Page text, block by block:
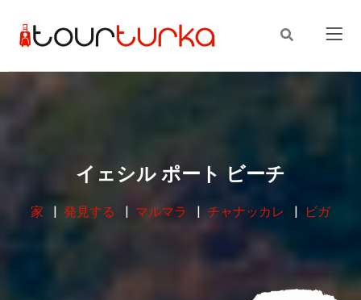
イェシル ポート ビーチ
家 発見する マルマラ チャナッカレ ビガ